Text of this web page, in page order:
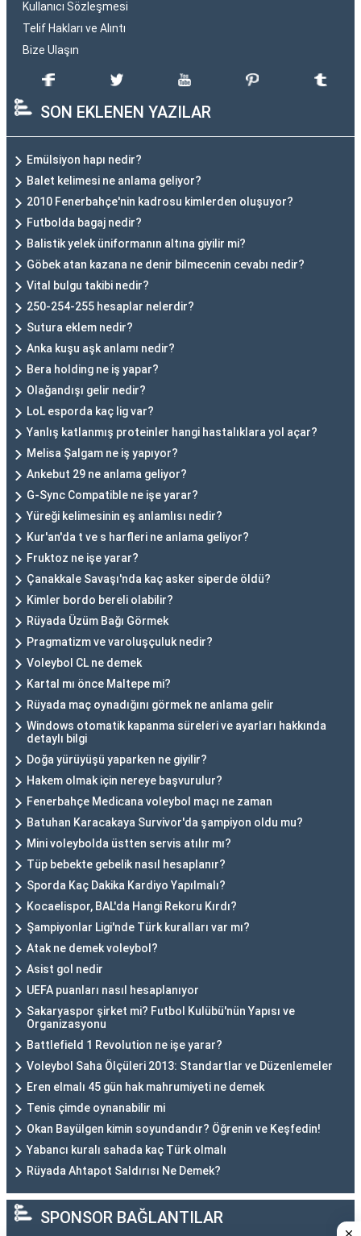
Kullanıcı Sözleşmesi
Telif Hakları ve Alıntı
Bize Ulaşın
SON EKLENEN YAZILAR
Emülsiyon hapı nedir?
Balet kelimesi ne anlama geliyor?
2010 Fenerbahçe'nin kadrosu kimlerden oluşuyor?
Futbolda bagaj nedir?
Balistik yelek üniformanın altına giyilir mi?
Göbek atan kazana ne denir bilmecenin cevabı nedir?
Vital bulgu takibi nedir?
250-254-255 hesaplar nelerdir?
Sutura eklem nedir?
Anka kuşu aşk anlamı nedir?
Bera holding ne iş yapar?
Olağandışı gelir nedir?
LoL esporda kaç lig var?
Yanlış katlanmış proteinler hangi hastalıklara yol açar?
Melisa Şalgam ne iş yapıyor?
Ankebut 29 ne anlama geliyor?
G-Sync Compatible ne işe yarar?
Yüreği kelimesinin eş anlamlısı nedir?
Kur'an'da t ve s harfleri ne anlama geliyor?
Fruktoz ne işe yarar?
Çanakkale Savaşı'nda kaç asker siperde öldü?
Kimler bordo bereli olabilir?
Rüyada Üzüm Bağı Görmek
Pragmatizm ve varoluşçuluk nedir?
Voleybol CL ne demek
Kartal mı önce Maltepe mi?
Rüyada maç oynadığını görmek ne anlama gelir
Windows otomatik kapanma süreleri ve ayarları hakkında
detaylı bilgi
Doğa yürüyüşü yaparken ne giyilir?
Hakem olmak için nereye başvurulur?
Fenerbahçe Medicana voleybol maçı ne zaman
Batuhan Karacakaya Survivor'da şampiyon oldu mu?
Mini voleybolda üstten servis atılır mı?
Tüp bebekte gebelik nasıl hesaplanır?
Sporda Kaç Dakika Kardiyo Yapılmalı?
Kocaelispor, BAL'da Hangi Rekoru Kırdı?
Şampiyonlar Ligi'nde Türk kuralları var mı?
Atak ne demek voleybol?
Asist gol nedir
UEFA puanları nasıl hesaplanıyor
Sakaryaspor şirket mi? Futbol Kulübü'nün Yapısı ve
Organizasyonu
Battlefield 1 Revolution ne işe yarar?
Voleybol Saha Ölçüleri 2013: Standartlar ve Düzenlemeler
Eren elmalı 45 gün hak mahrumiyeti ne demek
Tenis çimde oynanabilir mi
Okan Bayülgen kimin soyundandır? Öğrenin ve Keşfedin!
Yabancı kuralı sahada kaç Türk olmalı
Rüyada Ahtapot Saldırısı Ne Demek?
SPONSOR BAĞLANTILAR